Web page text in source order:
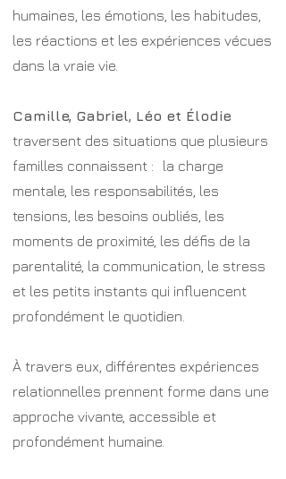
humaines, les émotions, les habitudes,
les réactions et les expériences vécues
dans la vraie vie.
Camille, Gabriel, Léo et Élodie
traversent des situations que plusieurs
familles connaissent : la charge
mentale, les responsabilités, les
tensions, les besoins oubliés, les
moments de proximité, les défis de la
parentalité, la communication, le stress
et les petits instants qui influencent
profondément le quotidien.
À travers eux, différentes expériences
relationnelles prennent forme dans une
approche vivante, accessible et
profondément humaine.